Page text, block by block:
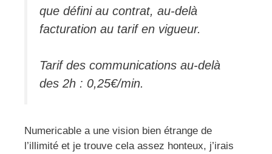
que défini au contrat, au-delà
facturation au tarif en vigueur.
Tarif des communications au-delà
des 2h : 0,25€/min.
Numericable a une vision bien étrange de
l’illimité et je trouve cela assez honteux, j’irais